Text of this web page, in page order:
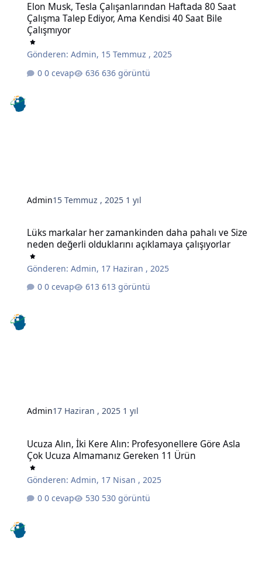
Elon Musk, Tesla Çalışanlarından Haftada 80 Saat
Çalışma Talep Ediyor, Ama Kendisi 40 Saat Bile
Çalışmıyor
Gönderen:Admin, 15 Temmuz , 2025
0 cevap
636 görüntü
Admin15 Temmuz , 2025 1 yıl
Lüks markalar her zamankinden daha pahalı ve Size
neden değerli olduklarını açıklamaya çalışıyorlar
Gönderen:Admin, 17 Haziran , 2025
0 cevap
613 görüntü
Admin17 Haziran , 2025 1 yıl
Ucuza Alın, İki Kere Alın: Profesyonellere Göre Asla
Çok Ucuza Almamanız Gereken 11 Ürün
Gönderen:Admin, 17 Nisan , 2025
0 cevap
530 görüntü